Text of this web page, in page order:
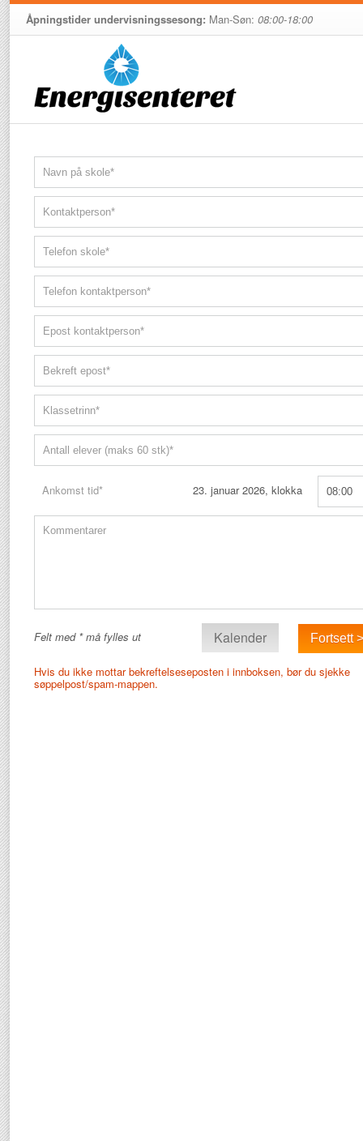
Åpningstider undervisningssesong: Man-Søn: 08:00-18:00
Ankomst tid* 23. januar 2026, klokka
Felt med * må fylles ut Kalender
Hvis du ikke mottar bekreftelseseposten i innboksen, bør du sjekke
søppelpost/spam-mappen.